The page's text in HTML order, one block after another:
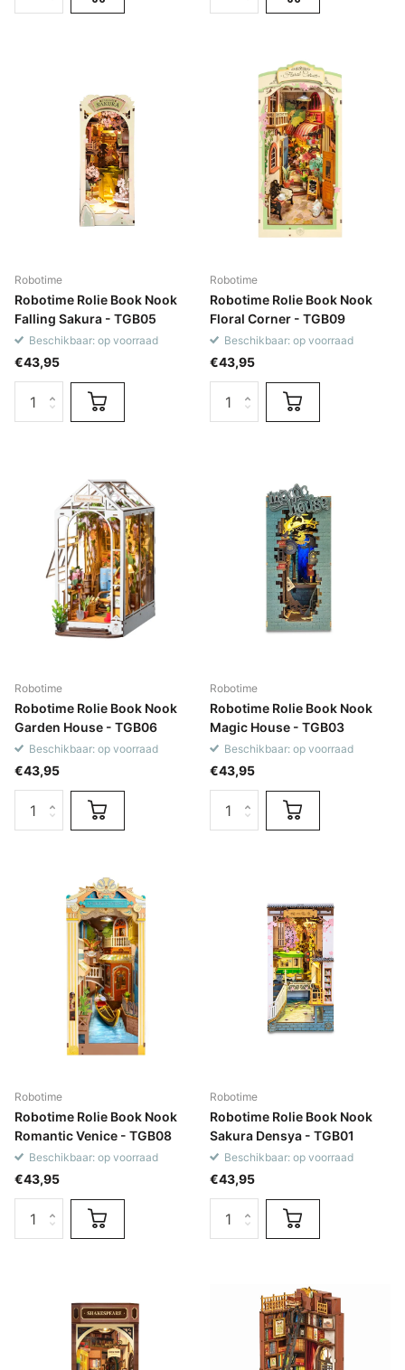
Robotime
Robotime Rolie Book Nook
Falling Sakura - TGB05
Beschikbaar: op voorraad
€43,95
Robotime
Robotime Rolie Book Nook
Floral Corner - TGB09
Beschikbaar: op voorraad
€43,95
Robotime
Robotime Rolie Book Nook
Garden House - TGB06
Beschikbaar: op voorraad
€43,95
Robotime
Robotime Rolie Book Nook
Magic House - TGB03
Beschikbaar: op voorraad
€43,95
Robotime
Robotime Rolie Book Nook
Romantic Venice - TGB08
Beschikbaar: op voorraad
€43,95
Robotime
Robotime Rolie Book Nook
Sakura Densya - TGB01
Beschikbaar: op voorraad
€43,95